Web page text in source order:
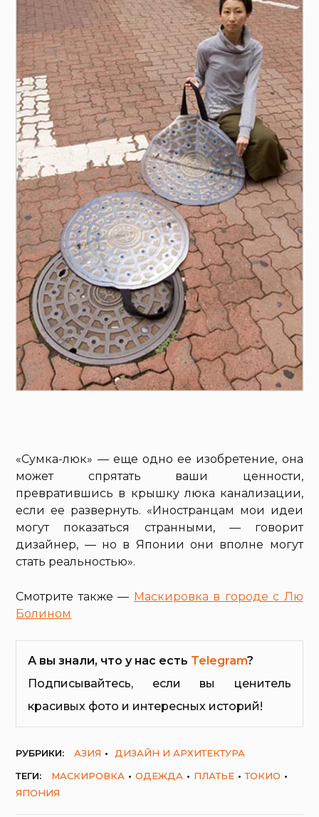
«Сумка-люк» — еще одно ее изобретение, она
может спрятать ваши ценности,
превратившись в крышку люка канализации,
если ее развернуть. «Иностранцам мои идеи
могут показаться странными, — говорит
дизайнер, — но в Японии они вполне могут
стать реальностью».
Смотрите также — Маскировка в городе с Лю
Болином
А вы знали, что у нас есть Telegram?
Подписывайтесь, если вы ценитель
красивых фото и интересных историй!
РУБРИКИ: АЗИЯ
ДИЗАЙН И АРХИТЕКТУРА
ТЕГИ:
МАСКИРОВКА ОДЕЖДА ПЛАТЬЕ
ТОКИО
ЯПОНИЯ